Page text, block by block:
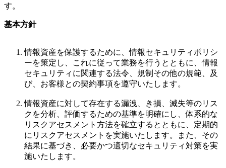
す。
基本方針
情報資産を保護するために、情報セキュリティポリシ
ーを策定し、これに従って業務を行うとともに、情報
セキュリティに関連する法令、規制その他の規範、及
び、お客様との契約事項を遵守いたします。
情報資産に対して存在する漏洩、き損、滅失等のリス
クを分析、評価するための基準を明確にし、体系的な
リスクアセスメント方法を確立するとともに、定期的
にリスクアセスメントを実施いたします。また、その
結果に基づき、必要かつ適切なセキュリティ対策を実
施いたします。